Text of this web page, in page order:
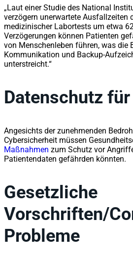
„Laut einer Studie des National
verzögern unerwartete Ausfallzeiten
medizinischer Labortests um etwa
Verzögerungen können Patienten
von Menschenleben führen, was die
Kommunikation und Backup-
unterstreicht.“
Datenschutz
Angesichts der zunehmenden
Cybersicherheit müssen
Maßnahmen zum Schutz vor
Patientendaten gefährden könnten.
Gesetzliche
Vorschriften/
Probleme